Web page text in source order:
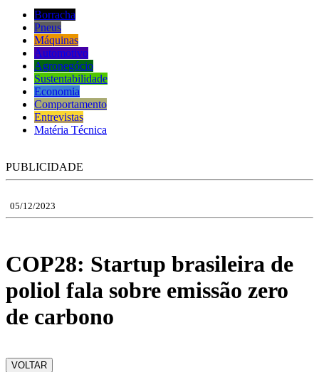
Borracha
Pneus
Máquinas
Automotivo
Agronegócio
Sustentabilidade
Economia
Comportamento
Entrevistas
Matéria Técnica
PUBLICIDADE
05/12/2023
COP28: Startup brasileira de
poliol fala sobre emissão zero
de carbono
VOLTAR